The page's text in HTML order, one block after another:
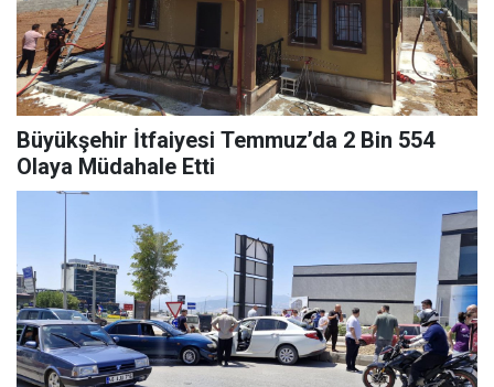
Büyükşehir İtfaiyesi Temmuz’da 2 Bin 554
Olaya Müdahale Etti